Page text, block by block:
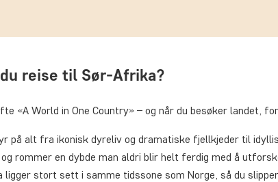
reise til Sør-Afrika?
«A World in One Country» – og når du besøker landet,
på alt fra ikonisk dyreliv og dramatiske fjellkjeder til
rommer en dybde man aldri blir helt ferdig med å
ligger stort sett i samme tidssone som Norge, så du